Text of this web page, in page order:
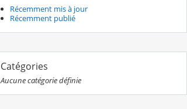
Récemment mis à jour
Récemment publié
Catégories
Aucune catégorie définie